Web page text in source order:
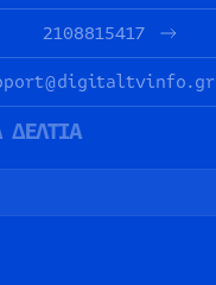
2108815417